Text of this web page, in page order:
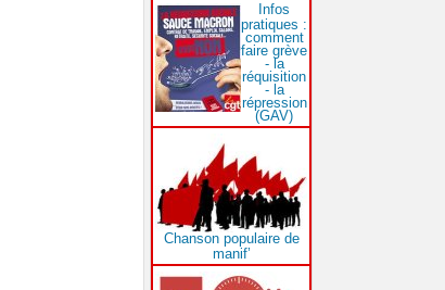
Infos
pratiques :
comment
faire grève
- la
réquisition
- la
répression
(GAV)
Chanson populaire de
manif’